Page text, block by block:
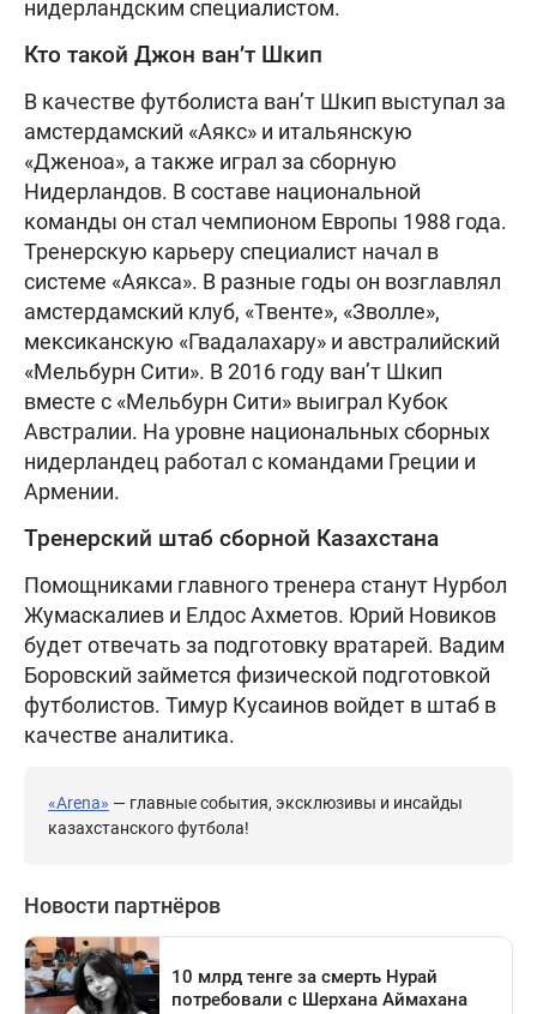
нидерландским специалистом.
Кто такой Джон ван’т Шкип
В качестве футболиста ван’т Шкип выступал за
амстердамский «Аякс» и итальянскую
«Дженоа», а также играл за сборную
Нидерландов. В составе национальной
команды он стал чемпионом Европы 1988 года.
Тренерскую карьеру специалист начал в
системе «Аякса». В разные годы он возглавлял
амстердамский клуб, «Твенте», «Зволле»,
мексиканскую «Гвадалахару» и австралийский
«Мельбурн Сити». В 2016 году ван’т Шкип
вместе с «Мельбурн Сити» выиграл Кубок
Австралии. На уровне национальных сборных
нидерландец работал с командами Греции и
Армении.
Тренерский штаб сборной Казахстана
Помощниками главного тренера станут Нурбол
Жумаскалиев и Елдос Ахметов. Юрий Новиков
будет отвечать за подготовку вратарей. Вадим
Боровский займется физической подготовкой
футболистов. Тимур Кусаинов войдет в штаб в
качестве аналитика.
«Arena» — главные события, эксклюзивы и инсайды
казахстанского футбола!